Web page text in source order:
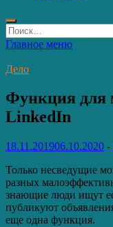
Найти:
Главное меню
Дело
Функция для
LinkedIn
18.11.201906.10.2020 -
Только несведущие
разных
знающие люди ищут
публикуют
еще одна функция.